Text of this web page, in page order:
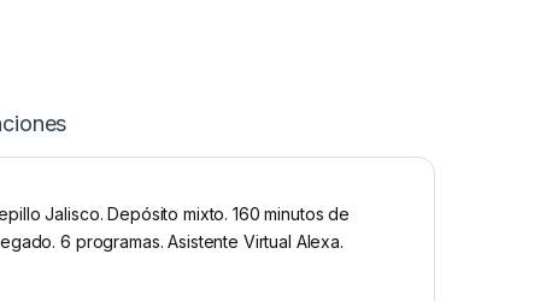
Jalisco. Depósito mixto. 160 minutos de
6 programas. Asistente Virtual Alexa.